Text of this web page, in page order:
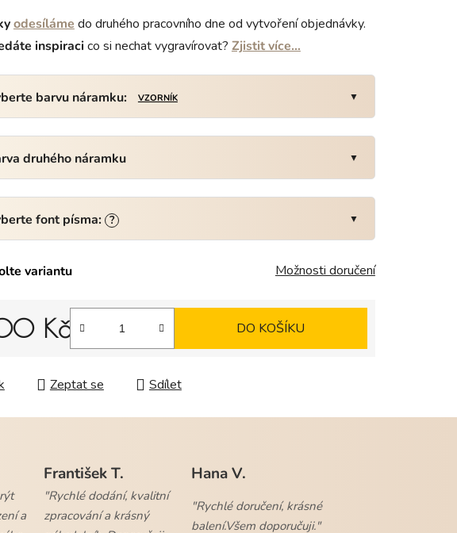
odesíláme do druhého pracovního dne od vytvoření objednávky.
inspiracico si nechat vygravírovat? Zjistit více…
barvu náramku: VZORNÍK
druhého náramku
font písma: ?
variantu Možnosti doručení
Kč DO KOŠÍKU
Zeptat se Sdílet
a
František T.
"Rychlé dodání, kvalitní
zpracování a krásný
Hana V.
"Rychlé doručení, krásné
balení.Všem doporučuji."